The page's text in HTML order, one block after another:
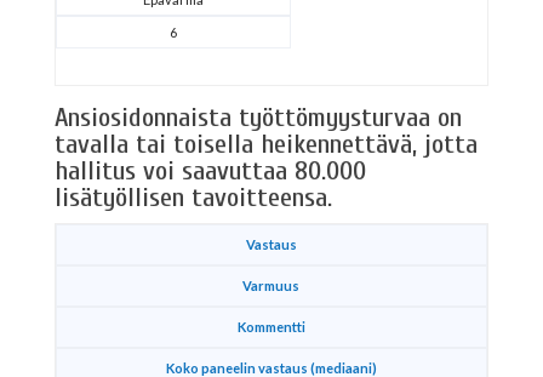
6
Ansiosidonnaista työttömyysturvaa on
tavalla tai toisella heikennettävä, jotta
hallitus voi saavuttaa 80.000
lisätyöllisen tavoitteensa.
Vastaus
Varmuus
Kommentti
Koko paneelin vastaus (mediaani)